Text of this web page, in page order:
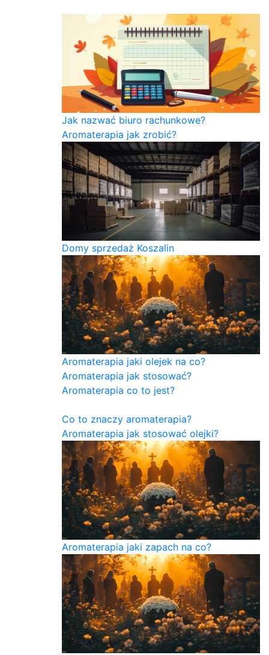
Jak nazwać biuro rachunkowe?
Aromaterapia jak zrobić?
Domy sprzedaż Koszalin
Aromaterapia jaki olejek na co?
Aromaterapia jak stosować?
Aromaterapia co to jest?
Co to znaczy aromaterapia?
Aromaterapia jak stosować olejki?
Aromaterapia jaki zapach na co?